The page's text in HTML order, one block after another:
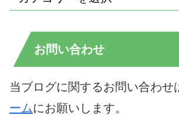
お問い合わせ
当ブログに関するお問い合わせ
ームにお願いします。